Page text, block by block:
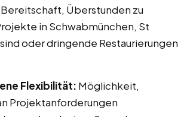
Bereitschaft, Überstunden zu
in Schwabmünchen, St
oder dringende Restaurierungen
Flexibilität: Möglichkeit,
Projektanforderungen